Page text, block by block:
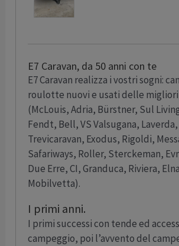
E7 Caravan, da 50 anni con te
E7 Caravan realizza i vostri sogni:
roulotte nuovi e usati delle migliori
(McLouis, Adria, Bürstner, Sul
Fendt, Bell, VS Valsugana,
Trevicaravan, Exodus, Rigoldi,
Safariways, Roller, Sterckeman,
Due Erre, CI, Granduca, Riviera,
Mobilvetta).
I primi anni.
I primi successi con tende ed
campeggio, poi l’avvento del